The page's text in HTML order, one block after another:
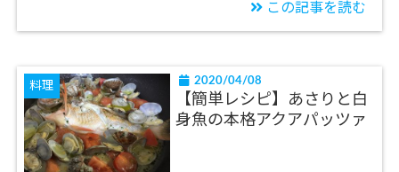
この記事を読む
料理 2020/04/08
【簡単レシピ】あさりと白
身魚の本格アクアパッツァ